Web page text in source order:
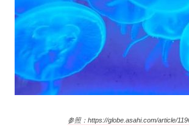
参照：https://globe.asahi.com/article/